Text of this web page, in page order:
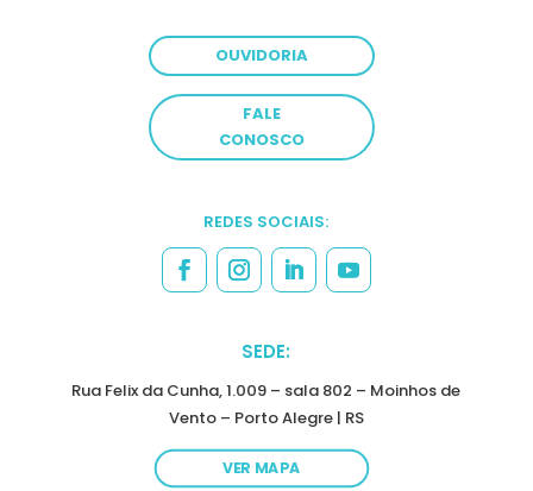
OUVIDORIA
FALE
CONOSCO
REDES SOCIAIS:
SEDE:
Rua Felix da Cunha, 1.009 – sala 802 – Moinhos de
Vento – Porto Alegre | RS
VER MAPA